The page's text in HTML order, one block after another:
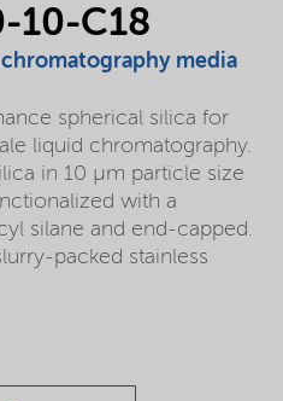
10-C18
media
spherical silica for
liquid chromatography.
in 10 µm particle size
with a
silane and end-capped.
packed stainless